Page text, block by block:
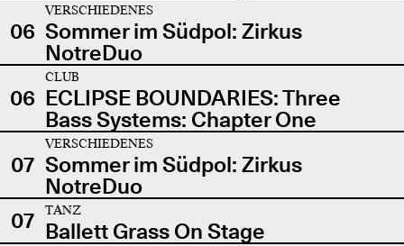
06
VERSCHIEDENES
Sommer im Südpol: Zirkus
NotreDuo
06
CLUB
ECLIPSE BOUNDARIES: Three
Bass Systems: Chapter One
07
VERSCHIEDENES
Sommer im Südpol: Zirkus
NotreDuo
07
TANZ
Ballett Grass On Stage